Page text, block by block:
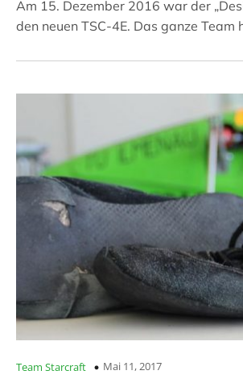
Am 15. Dezember 2016 war der
den neuen TSC-4E. Das ganze Team
Team Starcraft Mai 11, 2017